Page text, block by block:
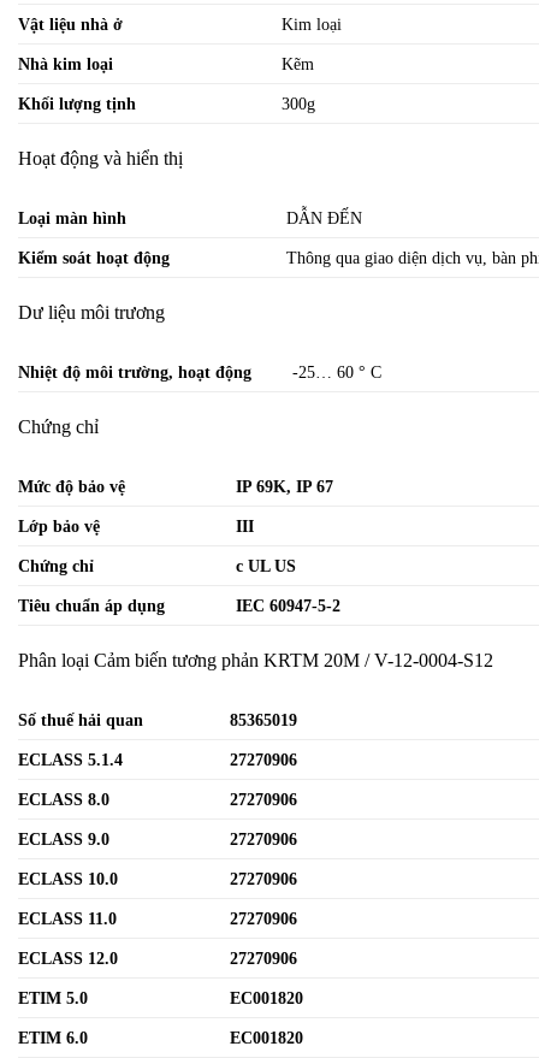
Vật liệu nhà ở Kim loại
Nhà kim loại Kẽm
Khối lượng tịnh 300g
Hoạt động và hiển thị
Loại màn hình DẪN ĐẾN
Kiểm soát hoạt động Thông qua giao diện dịch vụ, bàn
Dư liệu môi trương
Nhiệt độ môi trường, hoạt động -25… 60 ° C
Chứng chỉ
Mức độ bảo vệ IP 69K, IP 67
Lớp bảo vệ III
Chứng chỉ c UL US
Tiêu chuẩn áp dụng IEC 60947-5-2
Phân loại Cảm biến tương phản KRTM 20M / V-12-0004-S12
Số thuế hải quan 85365019
ECLASS 5.1.4 27270906
ECLASS 8.0 27270906
ECLASS 9.0 27270906
ECLASS 10.0 27270906
ECLASS 11.0 27270906
ECLASS 12.0 27270906
ETIM 5.0 EC001820
ETIM 6.0 EC001820